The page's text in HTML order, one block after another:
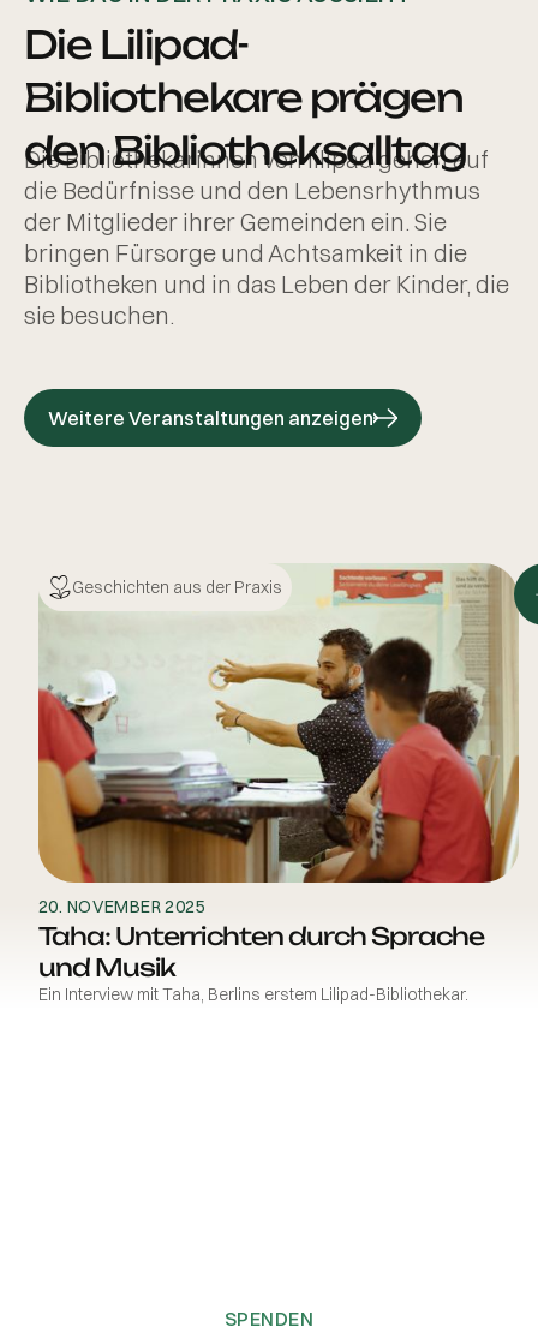
Die Lilipad-
Bibliothekare prägen
den Bibliotheksalltag
Die Bibliothekarinnen von lilipad gehen auf
die Bedürfnisse und den Lebensrhythmus
der Mitglieder ihrer Gemeinden ein. Sie
bringen Fürsorge und Achtsamkeit in die
Bibliotheken und in das Leben der Kinder, die
sie besuchen.
Weitere Veranstaltungen anzeigen
Geschichten aus der Praxis
20. NOVEMBER 2025
Taha: Unterrichten durch Sprache
und Musik
Ein Interview mit Taha, Berlins erstem Lilipad-Bibliothekar.
SPENDEN